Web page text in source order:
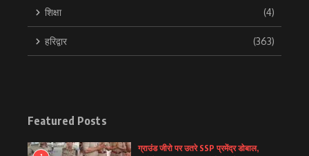
शिक्षा (4)
हरिद्वार (363)
Featured Posts
ग्राउंड जीरो पर उतरे SSP प्रमेंद्र डोबाल,